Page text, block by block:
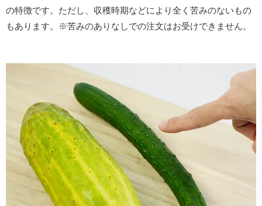
の特徴です。ただし、収穫時期などにより全く苦みのないもの
もあります。※苦みのありなしでの注文はお受けできません。